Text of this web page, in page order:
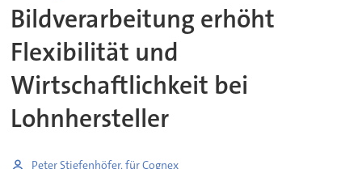
Bildverarbeitung erhöht
Flexibilität und
Wirtschaftlichkeit bei
Lohnhersteller
Peter Stiefenhöfer, für Cognex